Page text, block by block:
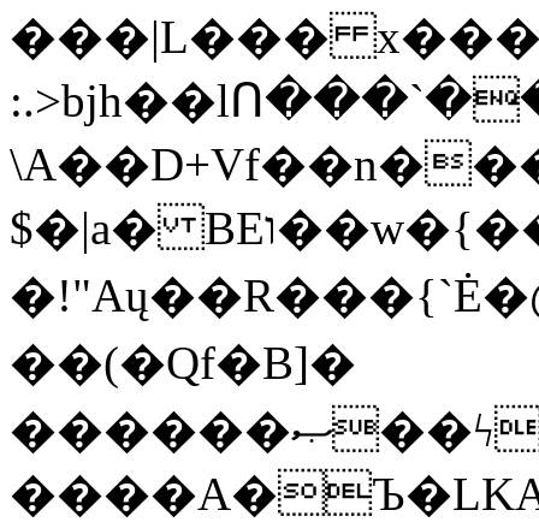
���|L���
$�|a� BEו��w�{���;���q�X��d%�������W� hU�(�1�Ū}9�S�F<��i�L3�;�
��(�Qf�B]�
������ޞ��ϟak��r��_39$�8�p���7�2�yIZ�R��x��/